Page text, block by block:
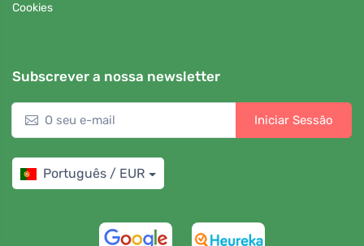
Cookies
Subscrever a nossa newsletter
Iniciar Sessão
Português / EUR